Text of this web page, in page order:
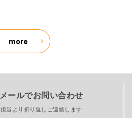
more
メールでお問い合わせ
担当より折り返しご連絡します